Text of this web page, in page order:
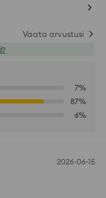
Vaata arvustusi
7%
87%
6%
2026-06-15